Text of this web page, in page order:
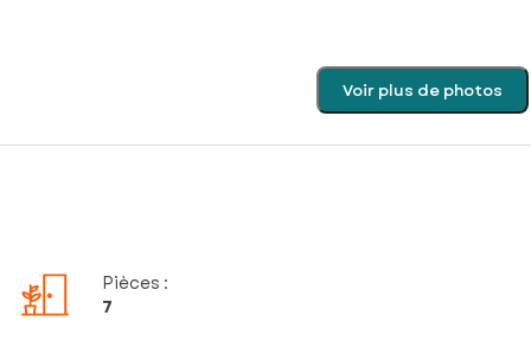
Voir plus de photos
Pièces :
7